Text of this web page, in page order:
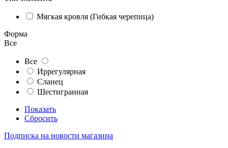
Мягкая кровля (Гибкая черепица)
Форма
Все
Все
Иррегулярная
Сланец
Шестигранная
Показать
Сбросить
Подписка на новости магазина